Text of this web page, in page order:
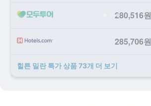
280,516원
285,706원
힐튼 밀란 ​특가 ​상품 73개 ​더 ​보기